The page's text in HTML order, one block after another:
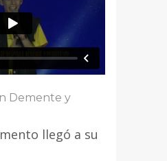
Demente y
llegó a su